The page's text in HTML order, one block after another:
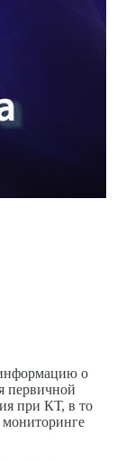
о
первичной
при КТ, в то